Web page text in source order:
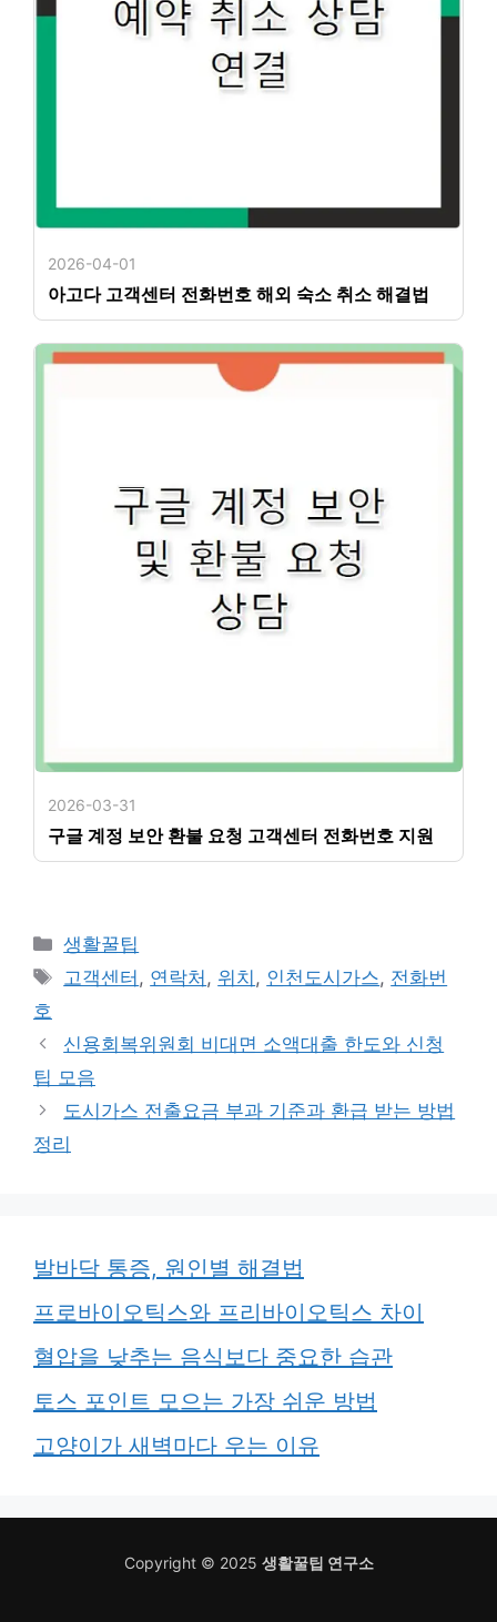
2026-04-01
아고다 고객센터 전화번호 해외 숙소 취소 해결법
2026-03-31
구글 계정 보안 환불 요청 고객센터 전화번호 지원
카
테
생활꿀팁
태
고객센터 , 연락처 , 위치 , 인천도시가스, 전화번
호
신용회복위원회 비대면 소액대출 한도와 신청
팁 모음
도시가스 전출요금 부과 기준과 환급 받는 방법
정리
발바닥 통증, 원인별 해결법
프로바이오틱스와 프리바이오틱스 차이
혈압을 낮추는 음식보다 중요한 습관
토스 포인트 모으는 가장 쉬운 방법
고양이가 새벽마다 우는 이유
Copyright © 2025 생활꿀팁 연구소